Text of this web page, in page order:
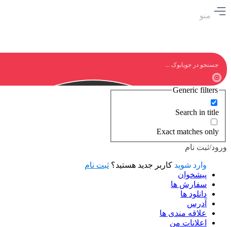
منو
Generic filters
Search in title
Exact matches only
ورود/ثبت نام
وارد شوید کاربر جدید هستید؟ ثبت نام
پیشخوان
سفارش ها
دانلود ها
آدرس
علاقه مندی ها
اعلانات من